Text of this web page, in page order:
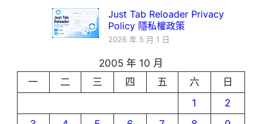
Just Tab Reloader Privacy
Policy 隱私權政策
2026 年 5 月 1 日
2005 年 10 月
一
二 三 四 五 六
日
1
2